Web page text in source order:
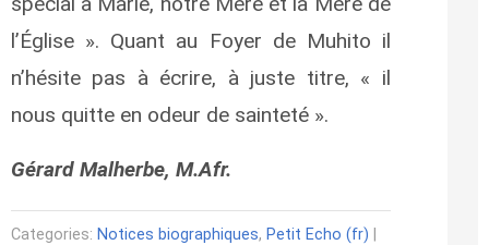
l’Église ». Quant au Foyer de Muhito il
n’hésite pas à écrire, à juste titre, « il
nous quitte en odeur de sainteté ».
Gérard Malherbe, M.Afr.
Categories: Notices biographiques, Petit Echo (fr)